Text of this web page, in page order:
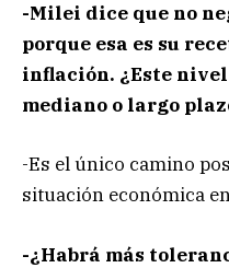
-Milei dice que no
porque esa es su
inflación. ¿Este
mediano o largo
-Es el único camino
situación económica
-¿Habrá más